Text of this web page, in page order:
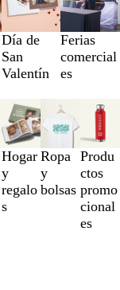
Día de
San
Valentín
Ferias
comercial
es
Hogar
y
regalo
s
Ropa
y
bolsas
Produ
ctos
promo
cional
es